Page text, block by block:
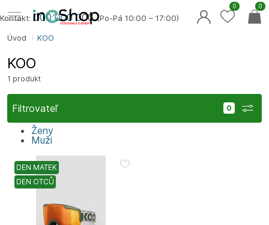
Úvod KOO
KOO
1 produkt
Filtrovateľ
Ženy
Muži
DEN MATEK
DEN OTCŮ
Kontakt: 000 000 000(Po-Pá 10:00 – 17:00)
0
0